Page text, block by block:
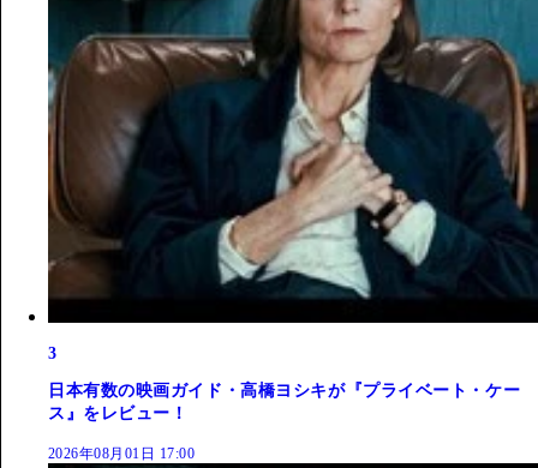
3
日本有数の映画ガイド・高橋ヨシキが『プライベート・ケー
ス』をレビュー！
2026年08月01日 17:00